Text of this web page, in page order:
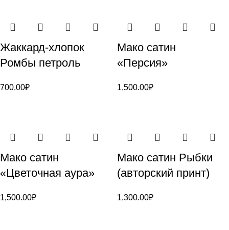
Жаккард-хлопок
Ромбы петроль
700.00₽
Мако сатин
«Персия»
1,500.00₽
Мако сатин
«Цветочная аура»
1,500.00₽
Мако сатин Рыбки
(авторский принт)
1,300.00₽